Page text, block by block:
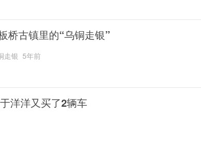
桥古镇里的“乌铜走银”
走银 5年前
洋洋又买了2辆车